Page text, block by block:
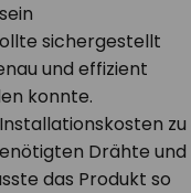
sichergestellt
und effizient
konnte.
zu
Drähte und
das Produkt so